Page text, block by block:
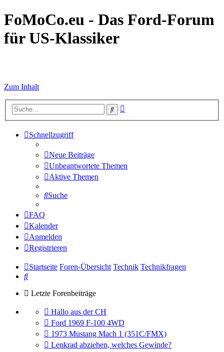
FoMoCo.eu - Das Ford-Forum
für US-Klassiker
Zum Inhalt
Suche
Schnellzugriff
Neue Beiträge
Unbeantwortete Themen
Aktive Themen
Suche
FAQ
Kalender
Anmelden
Registrieren
Startseite Foren-Übersicht Technik Technikfragen
Suche
Letzte Forenbeiträge
Gehe
zum
letzten
Beitrag
Hallo aus der CH
Gehe
zum
letzten
Beitrag
Ford 1969 F-100 4WD
Gehe
zum
letzten
1973 Mustang Mach 1 (351C/FMX)
Gehe
Lenkrad abziehen, welches Gewinde?